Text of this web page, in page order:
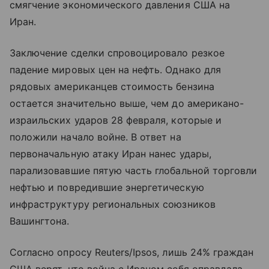
смягчение экономического давления США на
Иран.
Заключение сделки спровоцировало резкое
падение мировых цен на нефть. Однако для
рядовых американцев стоимость бензина
остается значительно выше, чем до американо-
израильских ударов 28 февраля, которые и
положили начало войне. В ответ на
первоначальную атаку Иран нанес удары,
парализовавшие пятую часть глобальной торговли
нефтью и повредившие энергетическую
инфраструктуру региональных союзников
Вашингтона.
Согласно опросу Reuters/Ipsos, лишь 24% граждан